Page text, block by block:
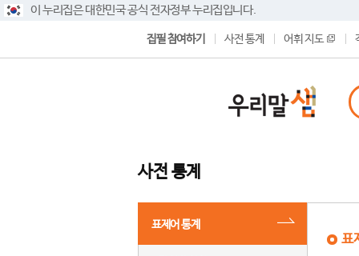
이 누리집은 대한민국 공식 전자정부 누리집입니다.
집필 참여하기 사전 통계 어휘 지도
사전 통계
표제어 통계
표